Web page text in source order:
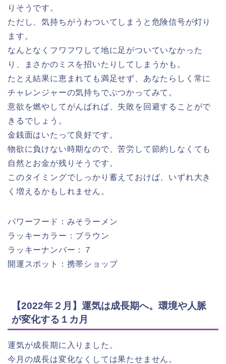
りそうです。
ただし、気持ちがうわついてしまうと危険信号が灯り
ます。
なんとなくフワフワして地に足がついていなかった
り、まさかのミスを招いたりしてしまうかも。
たとえ結果に恵まれても満足せず、あなたらしく常に
チャレンジャーの気持ちでぶつかってみて。
意欲を燃やしてがんばれば、失敗を回避することがで
きるでしょう。
金銭面はいたって良好です。
物欲に負けない時期なので、苦労して節約しなくても
自然とお金が残りそうです。
このタイミングでしっかり蓄えておけば、いずれ大き
く増えるかもしれません。
パワーフード：みそラーメン
ラッキーカラー：ブラウン
ラッキーナンバー：７
開運スポット：携帯ショップ
【2022年２月】運気は成長期へ。環境や人脈
が変化する１カ月
運気が成長期に入りました。
今月の成長は変化なくしては果たせません。